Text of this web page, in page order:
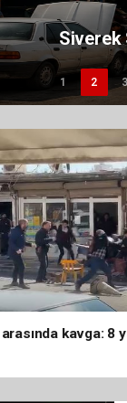
kedi
1 2 3
kavga: 8